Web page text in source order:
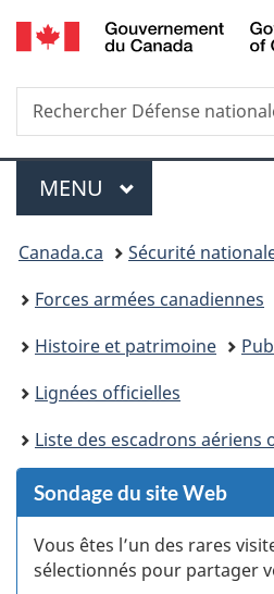
au
au
à
Au
du
à
Recherche
Rechercher
Défense
Menu
MENU PRINCIPAL
Vous
êtes
ici :
Canada.ca
Sécurité
Forces armées canadiennes
Histoire et patrimoine
Lignées officielles
Liste des escadrons aériens
Sondage du site Web
Vous êtes l’un des rares
sélectionnés pour partager